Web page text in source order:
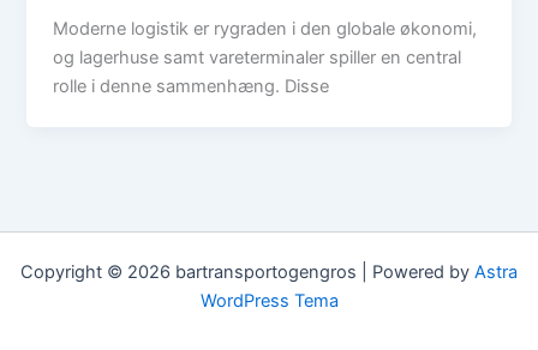
Moderne logistik er rygraden i den globale økonomi,
og lagerhuse samt vareterminaler spiller en central
rolle i denne sammenhæng. Disse
Copyright © 2026 bartransportogengros | Powered by Astra
WordPress Tema